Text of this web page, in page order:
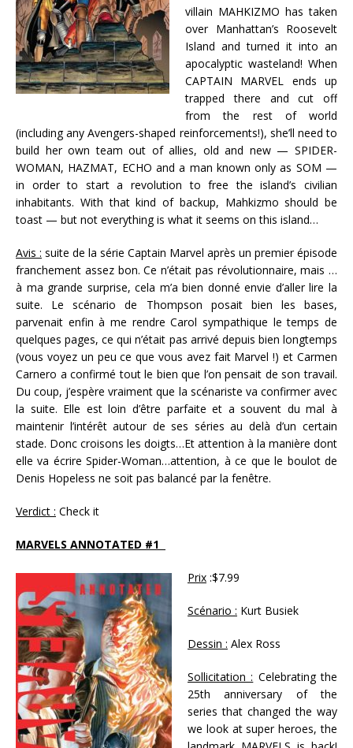
villain MAHKIZMO has taken
over Manhattan’s Roosevelt
Island and turned it into an
apocalyptic wasteland! When
CAPTAIN MARVEL ends up
trapped there and cut off
from the rest of world
(including any Avengers-shaped reinforcements!), she’ll need to
build her own team out of allies, old and new — SPIDER-
WOMAN, HAZMAT, ECHO and a man known only as SOM —
in order to start a revolution to free the island’s civilian
inhabitants. With that kind of backup, Mahkizmo should be
toast — but not everything is what it seems on this island…
Avis : suite de la série Captain Marvel après un premier épisode
franchement assez bon. Ce n’était pas révolutionnaire, mais …
à ma grande surprise, cela m’a bien donné envie d’aller lire la
suite. Le scénario de Thompson posait bien les bases,
parvenait enfin à me rendre Carol sympathique le temps de
quelques pages, ce qui n’était pas arrivé depuis bien longtemps
(vous voyez un peu ce que vous avez fait Marvel !) et Carmen
Carnero a confirmé tout le bien que l’on pensait de son travail.
Du coup, j’espère vraiment que la scénariste va confirmer avec
la suite. Elle est loin d’être parfaite et a souvent du mal à
maintenir l’intérêt autour de ses séries au delà d’un certain
stade. Donc croisons les doigts…Et attention à la manière dont
elle va écrire Spider-Woman…attention, à ce que le boulot de
Denis Hopeless ne soit pas balancé par la fenêtre.
Verdict : Check it
MARVELS ANNOTATED #1
Prix :$7.99
Scénario : Kurt Busiek
Dessin : Alex Ross
Sollicitation : Celebrating the
25th anniversary of the
series that changed the way
we look at super heroes, the